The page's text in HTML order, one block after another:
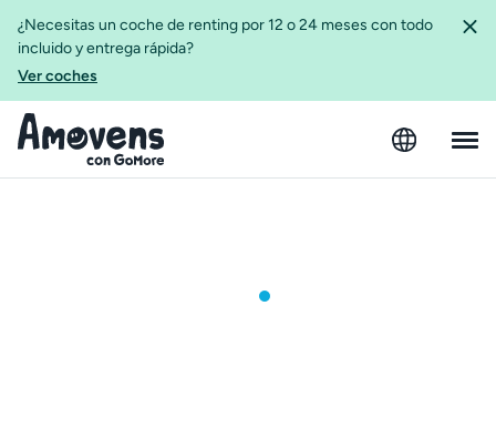
¿Necesitas un coche de renting por 12 o 24 meses con todo
incluido y entrega rápida?
Ver coches